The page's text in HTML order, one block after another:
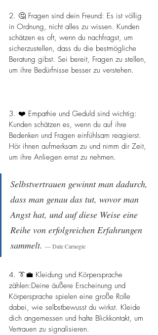
2. 🤔 Fragen sind dein Freund: Es ist völlig
in Ordnung, nicht alles zu wissen. Kunden
schätzen es oft, wenn du nachfragst, um
sicherzustellen, dass du die bestmögliche
Beratung gibst. Sei bereit, Fragen zu stellen,
um ihre Bedürfnisse besser zu verstehen.
3. ❤️ Empathie und Geduld sind wichtig:
Kunden schätzen es, wenn du auf ihre
Bedenken und Fragen einfühlsam reagierst.
Hör ihnen aufmerksam zu und nimm dir Zeit,
um ihre Anliegen ernst zu nehmen.
Selbstvertrauen gewinnt man dadurch,
dass man genau das tut, wovor man
Angst hat, und auf diese Weise eine
Reihe von erfolgreichen Erfahrungen
sammelt. — Dale Carnegie
4. 👔💼 Kleidung und Körpersprache
zählen:Deine äußere Erscheinung und
Körpersprache spielen eine große Rolle
dabei, wie selbstbewusst du wirkst. Kleide
dich angemessen und halte Blickkontakt, um
Vertrauen zu signalisieren.